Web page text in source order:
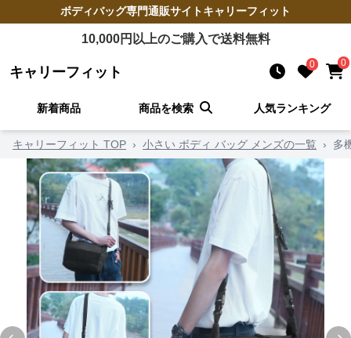
ボディバッグ専門通販サイトキャリーフィット
10,000円以上のご購入で送料無料
キャリーフィット 0 0
新着商品 商品を検索 人気ランキング
キャリーフィット TOP › 小さい ボディ バッグ メンズの一覧 › 多